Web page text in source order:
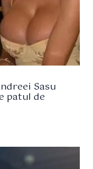
Sasu
patul de